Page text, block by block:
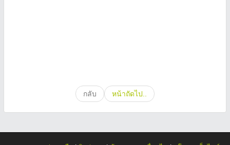
กลับ หน้าถัดไป..